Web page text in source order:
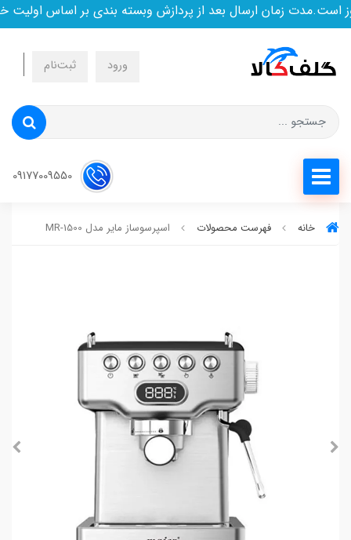
زمان ارسال بعد از پردازش وبسته بندی بر اساس اولیت
ورود ثبت‌نام
خانه فهرست محصولات اسپرسوساز مایر مدل MR-1500